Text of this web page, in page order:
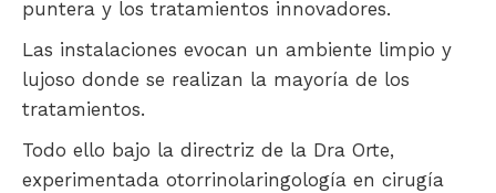
puntera y los tratamientos innovadores.
Las instalaciones evocan un ambiente limpio y
lujoso donde se realizan la mayoría de los
tratamientos.
Todo ello bajo la directriz de la Dra Orte,
experimentada otorrinolaringología en cirugía